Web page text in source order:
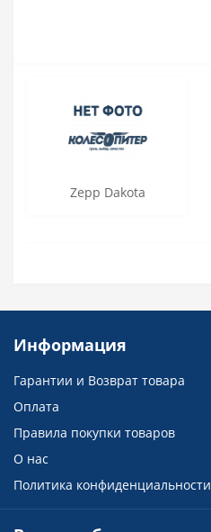
Zepp Dakota
Информация
Гарантии и Возврат товара
Оплата
Правила покупки товаров
О нас
Политика конфиденциальности